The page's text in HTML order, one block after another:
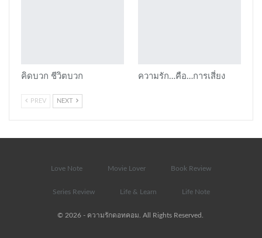
คิดบวก ชีวิตบวก ความรัก…คือ…การเสี่ยง
PREV NEXT
Love Note Movie Lover Book Review
Series Review Life & Learn Life Note
© 2026 - ความรักดอทคอม. All Rights Reserved.